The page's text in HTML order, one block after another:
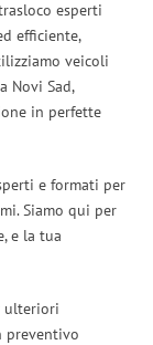
esperti
efficiente,
veicoli
Novi Sad,
in perfette
e formati per
Siamo qui per
e la tua
ulteriori
preventivo